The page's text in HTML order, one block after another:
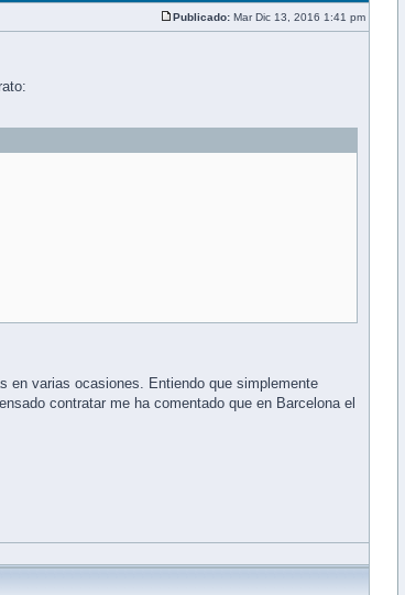
Publicado: Mar Dic 13, 2016 1:41 pm
en varias ocasiones. Entiendo que simplemente
contratar me ha comentado que en Barcelona el